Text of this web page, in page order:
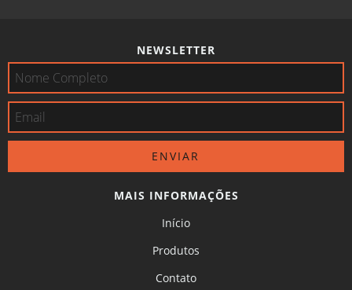
NEWSLETTER
MAIS INFORMAÇÕES
Início
Produtos
Contato